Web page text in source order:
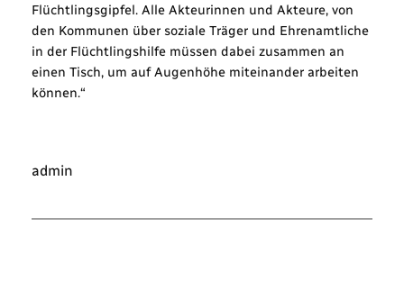
Flüchtlingsgipfel. Alle Akteurinnen und Akteure, von
den Kommunen über soziale Träger und Ehrenamtliche
in der Flüchtlingshilfe müssen dabei zusammen an
einen Tisch, um auf Augenhöhe miteinander arbeiten
können.“
admin